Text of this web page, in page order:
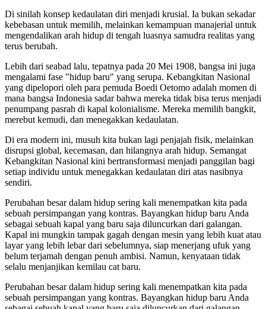
Di sinilah konsep kedaulatan diri menjadi krusial. Ia bukan sekadar
kebebasan untuk memilih, melainkan kemampuan manajerial untuk
mengendalikan arah hidup di tengah luasnya samudra realitas yang
terus berubah.
Lebih dari seabad lalu, tepatnya pada 20 Mei 1908, bangsa ini juga
mengalami fase "hidup baru" yang serupa. Kebangkitan Nasional
yang dipelopori oleh para pemuda Boedi Oetomo adalah momen di
mana bangsa Indonesia sadar bahwa mereka tidak bisa terus menjadi
penumpang pasrah di kapal kolonialisme. Mereka memilih bangkit,
merebut kemudi, dan menegakkan kedaulatan.
Di era modern ini, musuh kita bukan lagi penjajah fisik, melainkan
disrupsi global, kecemasan, dan hilangnya arah hidup. Semangat
Kebangkitan Nasional kini bertransformasi menjadi panggilan bagi
setiap individu untuk menegakkan kedaulatan diri atas nasibnya
sendiri.
Perubahan besar dalam hidup sering kali menempatkan kita pada
sebuah persimpangan yang kontras. Bayangkan hidup baru Anda
sebagai sebuah kapal yang baru saja diluncurkan dari galangan.
Kapal ini mungkin tampak gagah dengan mesin yang lebih kuat atau
layar yang lebih lebar dari sebelumnya, siap menerjang ufuk yang
belum terjamah dengan penuh ambisi. Namun, kenyataan tidak
selalu menjanjikan kemilau cat baru.
Perubahan besar dalam hidup sering kali menempatkan kita pada
sebuah persimpangan yang kontras. Bayangkan hidup baru Anda